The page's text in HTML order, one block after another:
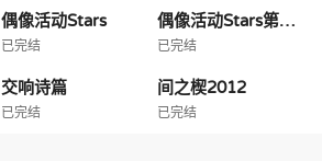
偶像活动Stars
已完结
偶像活动Stars第二季
已完结
交响诗篇
已完结
间之楔2012
已完结